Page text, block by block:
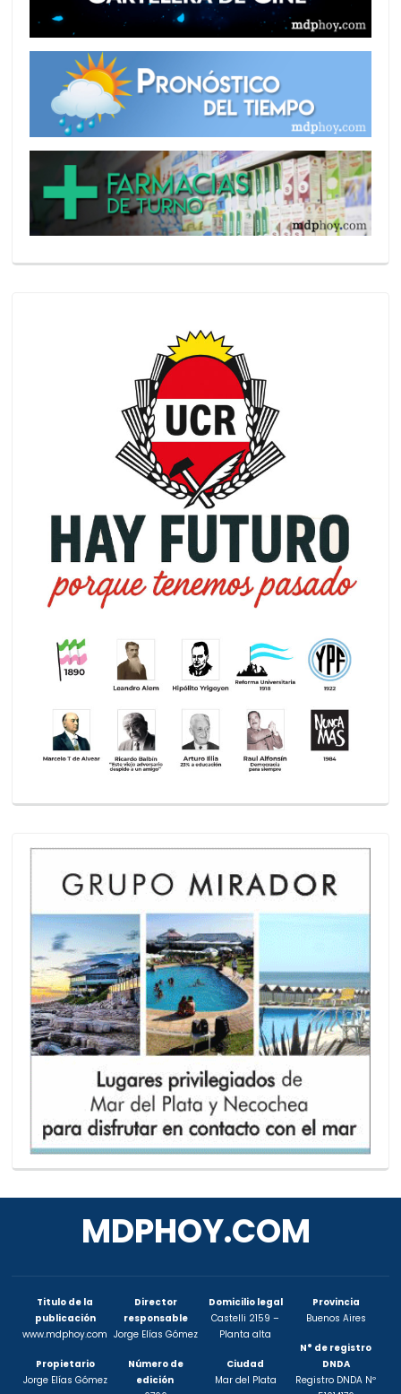
MDPHOY.COM
Titulo de la
publicación
www.mdphoy.com
Propietario
Jorge Elías Gómez
Director
responsable
Jorge Elías Gómez
Número de
edición
Domicilio legal
Castelli 2159 –
Planta alta
Ciudad
Mar del Plata
Provincia
Buenos Aires
N° de registro
DNDA
Registro DNDA Nº